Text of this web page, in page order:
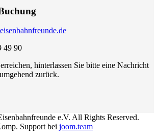
49 90
hinterlassen Sie bitte eine Nachricht
zurück.
e.V. All Rights Reserved.
Support bei joom.team